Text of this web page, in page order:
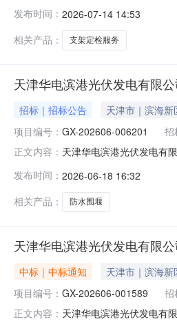
一、中标候选人评审情况
发布时间： 2026-07-14 14:53
相关产品：
支架定检服务
天津华电滨港光伏发电有限
招标｜招标公告 天津市｜滨海新
项目编号： GX-202606-006201 招
正文内容： 天津华电滨港光伏发电有
间：2026-06-2417:00八
庄光伏站
发布时间： 2026-06-18 16:32
相关产品：
防水围堰
天津华电滨港光伏发电有限
中标｜中标通知 天津市｜滨海新
项目编号： GX-202606-001589 招
正文内容： 天津华电滨港光伏发电有